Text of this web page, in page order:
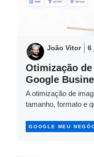
João Vitor 6
Otimização
Google
A otimização de
tamanho, formato e
GOOGLE MEU